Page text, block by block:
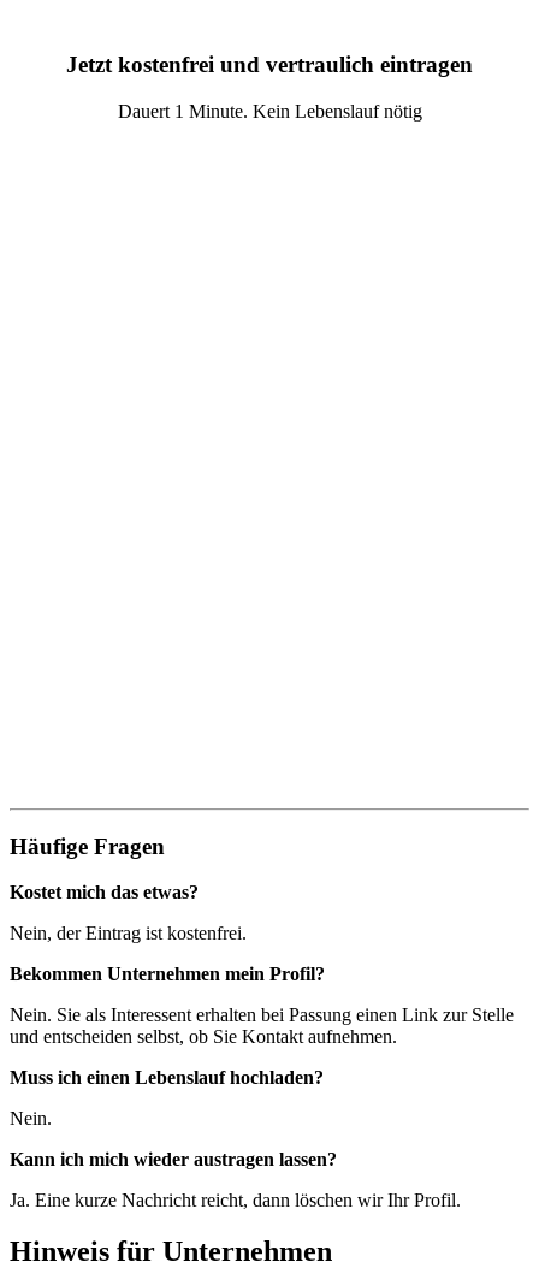
Jetzt kostenfrei und vertraulich eintragen
Dauert 1 Minute. Kein Lebenslauf nötig
Häufige Fragen
Kostet mich das etwas?
Nein, der Eintrag ist kostenfrei.
Bekommen Unternehmen mein Profil?
Nein. Sie als Interessent erhalten bei Passung einen Link zur Stelle
und entscheiden selbst, ob Sie Kontakt aufnehmen.
Muss ich einen Lebenslauf hochladen?
Nein.
Kann ich mich wieder austragen lassen?
Ja. Eine kurze Nachricht reicht, dann löschen wir Ihr Profil.
Hinweis für Unternehmen